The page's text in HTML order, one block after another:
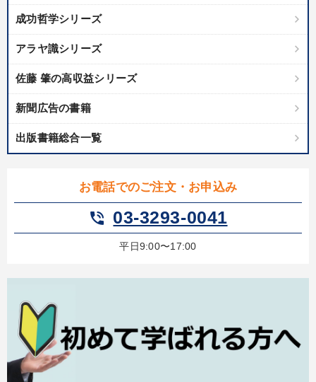
目的別
社員研修を行いたい 販売力を強化したい
財務・数字力の向上 経営を改善したい
業績を伸ばしたい
企業文化 海外の成功事例 上場企業
local_offer タグから探す refresh 更新する
すべての音声・動画（全2077タイトル）からお探しいただけます
成功哲学シリーズ
アラヤ識シリーズ
佐藤 肇の高収益シリーズ
新聞広告の書籍
出版書籍総合一覧
お電話でのご注文・お申込み
phone_in_talk 03-3293-0041
平日9:00〜17:00